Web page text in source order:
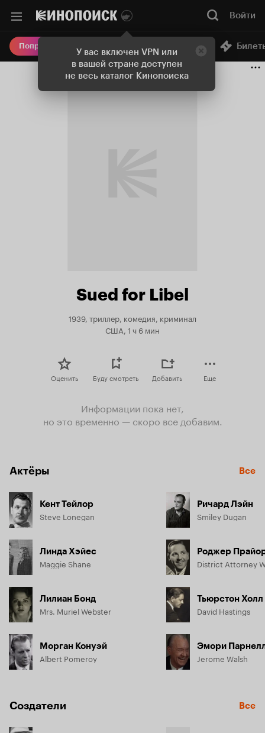
У вас включен VPN или
в вашей стране доступен
не весь каталог Кинопоиска
Войти
Попробовать Плюс Онлайн-кинотеатр
Sued for Libel
1939, триллер, комедия, криминал
США, 1 ч 6 мин
Оценить Буду смотреть Добавить Еще
Информации пока нет,
но это временно — скоро все добавим.
Актёры Все
Кент Тейлор
Steve Lonegan
Линда Хэйес
Maggie Shane
Лилиан Бонд
Mrs. Muriel Webster
Морган Конуэй
Albert Pomeroy
Ричард Лэйн
Smiley Dugan
Роджер
District Attorney
Тьюрстон Холл
David Hastings
Эмори
Jerome Walsh
Создатели Все